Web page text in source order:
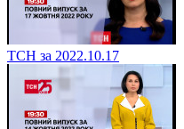
ТСН за 2022.10.17